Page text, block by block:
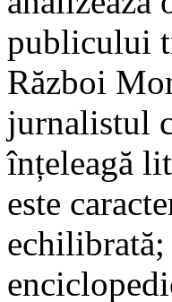
publicului
Război
jurnalistul
înțeleagă
este